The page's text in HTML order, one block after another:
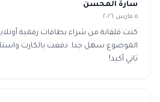
سارة المحسن
٥ مارس ٢٠٢٦
كنت قلقانة من شراء بطاقات رقمية
الموضوع سهل جدا. دفعت بالكارت
تاني أكيد!